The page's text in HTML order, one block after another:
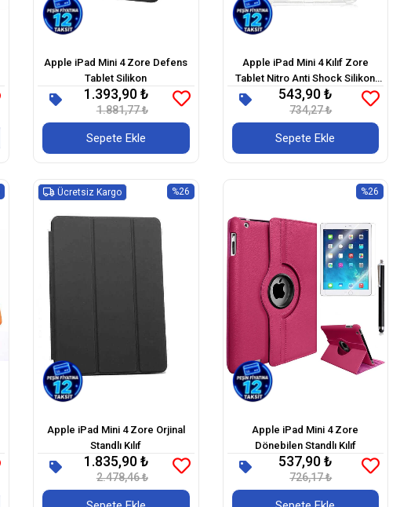
Apple iPad Mini 4 Zore Defens
Tablet Silikon
1.393,90 ₺
1.881,77 ₺
Sepete Ekle
Apple iPad Mini 4 Kılıf Zore
Tablet Nitro Anti Shock Silikon
Kapak
543,90 ₺
734,27 ₺
Sepete Ekle
Apple iPad Mini 4 Zore Orjinal
Standlı Kılıf
1.835,90 ₺
2.478,46 ₺
%26
Ücretsiz Kargo
Apple iPad Mini 4 Zore
Dönebilen Standlı Kılıf
537,90 ₺
726,17 ₺
%26